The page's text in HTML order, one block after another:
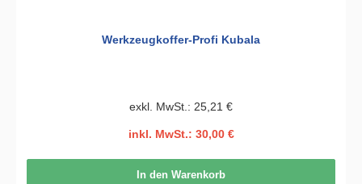
Werkzeugkoffer-Profi Kubala
exkl. MwSt.: 25,21 €
inkl. MwSt.: 30,00 €
In den Warenkorb